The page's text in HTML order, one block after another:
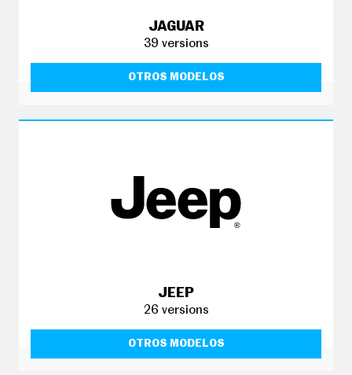
JAGUAR
39 versions
OTROS MODELOS
JEEP
26 versions
OTROS MODELOS